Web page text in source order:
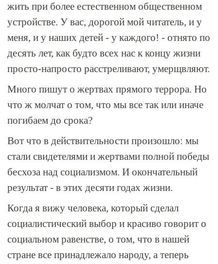
жить при более естественном общественном
устройстве. У вас, дорогой мой читатель, и у
меня, и у наших детей - у каждого! - отнято по
десять лет, как будто всех нас к концу жизни
просто-напросто расстреливают, умерщвляют.
Много пишут о жертвах прямого террора. Но
что ж молчат о том, что мы все так или иначе
погибаем до срока?
Вот что в действительности произошло: мы
стали свидетелями и жертвами полной победы
бесхоза над социализмом. И окончательный
результат - в этих десяти годах жизни.
Когда я вижу человека, который сделал
социалистический выбор и красиво говорит о
социальном равенстве, о том, что в нашей
стране все принадлежало народу, а теперь